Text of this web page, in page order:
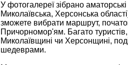
У фотогалереї зібрано
Миколаївська, Херсонська
зможете вибрати маршрут,
Причорномор'ям. Багато
Миколаївщині чи Херсонщині,
шедеврами.